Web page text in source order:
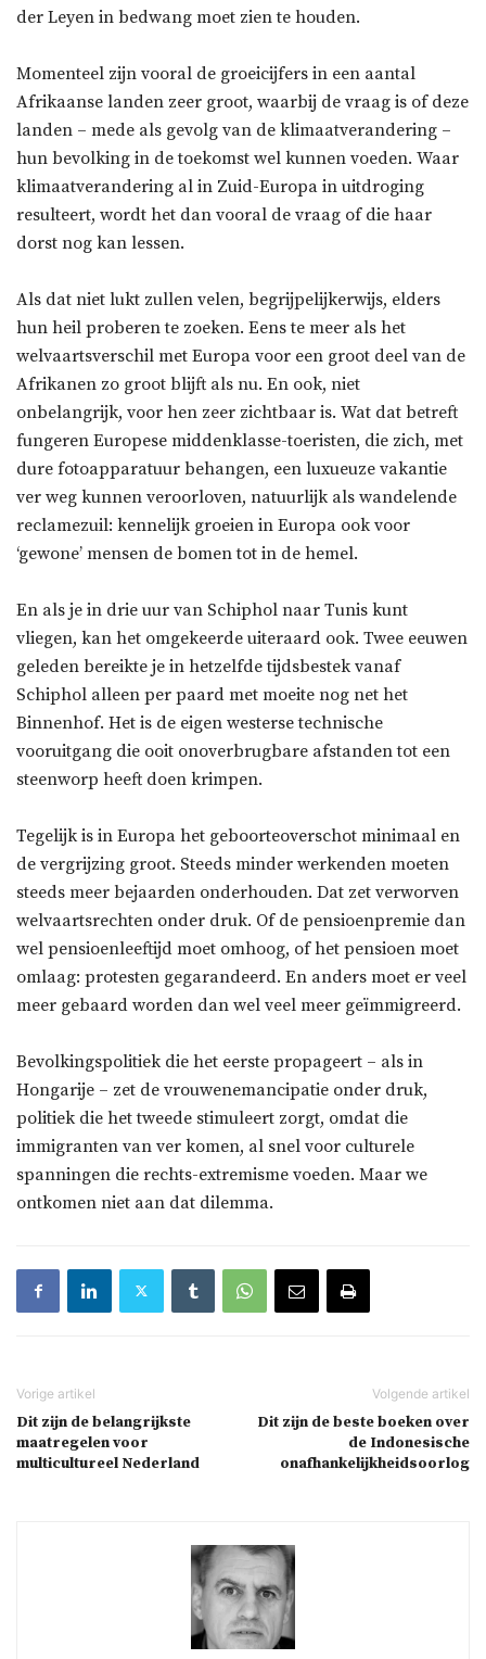
der Leyen in bedwang moet zien te houden.
Momenteel zijn vooral de groeicijfers in een aantal
Afrikaanse landen zeer groot, waarbij de vraag is of deze
landen – mede als gevolg van de klimaatverandering –
hun bevolking in de toekomst wel kunnen voeden. Waar
klimaatverandering al in Zuid-Europa in uitdroging
resulteert, wordt het dan vooral de vraag of die haar
dorst nog kan lessen.
Als dat niet lukt zullen velen, begrijpelijkerwijs, elders
hun heil proberen te zoeken. Eens te meer als het
welvaartsverschil met Europa voor een groot deel van de
Afrikanen zo groot blijft als nu. En ook, niet
onbelangrijk, voor hen zeer zichtbaar is. Wat dat betreft
fungeren Europese middenklasse-toeristen, die zich, met
dure fotoapparatuur behangen, een luxueuze vakantie
ver weg kunnen veroorloven, natuurlijk als wandelende
reclamezuil: kennelijk groeien in Europa ook voor
‘gewone’ mensen de bomen tot in de hemel.
En als je in drie uur van Schiphol naar Tunis kunt
vliegen, kan het omgekeerde uiteraard ook. Twee eeuwen
geleden bereikte je in hetzelfde tijdsbestek vanaf
Schiphol alleen per paard met moeite nog net het
Binnenhof. Het is de eigen westerse technische
vooruitgang die ooit onoverbrugbare afstanden tot een
steenworp heeft doen krimpen.
Tegelijk is in Europa het geboorteoverschot minimaal en
de vergrijzing groot. Steeds minder werkenden moeten
steeds meer bejaarden onderhouden. Dat zet verworven
welvaartsrechten onder druk. Of de pensioenpremie dan
wel pensioenleeftijd moet omhoog, of het pensioen moet
omlaag: protesten gegarandeerd. En anders moet er veel
meer gebaard worden dan wel veel meer geïmmigreerd.
Bevolkingspolitiek die het eerste propageert – als in
Hongarije – zet de vrouwenemancipatie onder druk,
politiek die het tweede stimuleert zorgt, omdat die
immigranten van ver komen, al snel voor culturele
spanningen die rechts-extremisme voeden. Maar we
ontkomen niet aan dat dilemma.
Dit zijn de belangrijkste
maatregelen voor
multicultureel Nederland
Dit zijn de beste boeken over
de Indonesische
onafhankelijkheidsoorlog